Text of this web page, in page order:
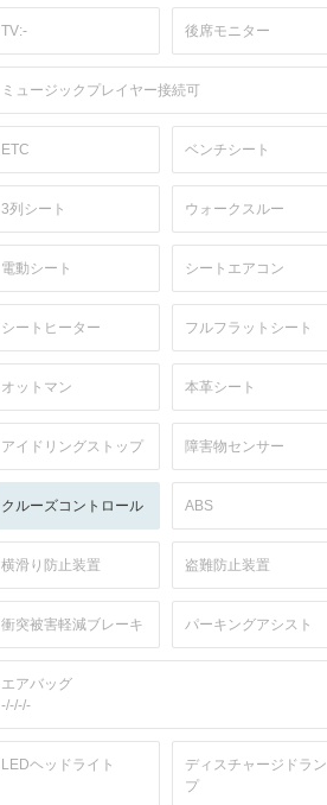
TV:- 後席モニター
ミュージックプレイヤー接続可
ETC ベンチシート
3列シート ウォークスルー
電動シート シートエアコン
シートヒーター フルフラットシート
オットマン 本革シート
アイドリングストップ 障害物センサー
クルーズコントロール ABS
横滑り防止装置 盗難防止装置
衝突被害軽減ブレーキ パーキングアシスト
エアバッグ
-/-/-/-
LEDヘッドライト
ディスチャージドラン
プ